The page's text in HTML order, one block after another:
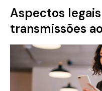
Aspectos
transmissões